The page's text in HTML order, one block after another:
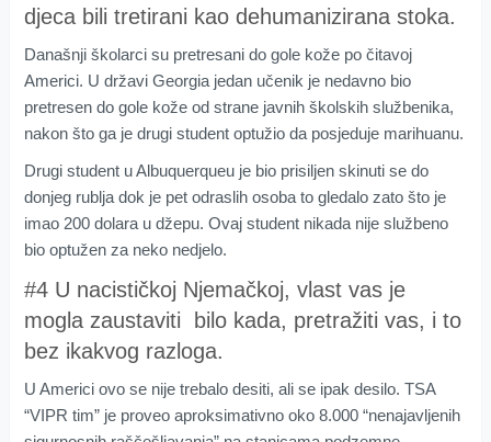
djeca bili tretirani kao dehumanizirana stoka.
Današnji školarci su pretresani do gole kože po čitavoj
Americi. U državi Georgia jedan učenik je nedavno bio
pretresen do gole kože od strane javnih školskih službenika,
nakon što ga je drugi student optužio da posjeduje marihuanu.
Drugi student u Albuquerqueu je bio prisiljen skinuti se do
donjeg rublja dok je pet odraslih osoba to gledalo zato što je
imao 200 dolara u džepu. Ovaj student nikada nije službeno
bio optužen za neko nedjelo.
#4 U nacističkoj Njemačkoj, vlast vas je
mogla zaustaviti bilo kada, pretražiti vas, i to
bez ikakvog razloga.
U Americi ovo se nije trebalo desiti, ali se ipak desilo. TSA
“VIPR tim” je proveo aproksimativno oko 8.000 “nenajavljenih